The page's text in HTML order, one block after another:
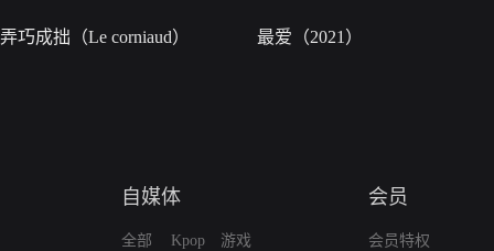
弄巧成拙（Le corniaud） 最爱（2021）
自媒体
全部
Kpop
游戏
会员
会员特权